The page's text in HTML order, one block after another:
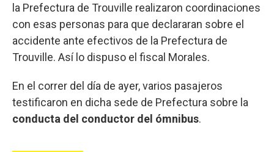
la Prefectura de Trouville realizaron coordinaciones
con esas personas para que declararan sobre el
accidente ante efectivos de la Prefectura de
Trouville. Así lo dispuso el fiscal Morales.
En el correr del día de ayer, varios pasajeros
testificaron en dicha sede de Prefectura sobre la
conducta del conductor del ómnibus.